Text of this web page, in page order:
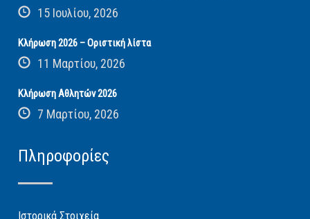
15 Ιουλίου, 2026
Κλήρωση 2026 – Οριστική λίστα
11 Μαρτίου, 2026
Κλήρωση Αθλητών 2026
7 Μαρτίου, 2026
Πληροφορίες
Ιστορικά Στοιχεία